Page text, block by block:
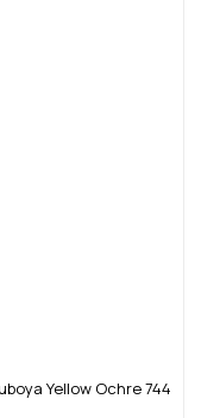
Yellow Ochre 744